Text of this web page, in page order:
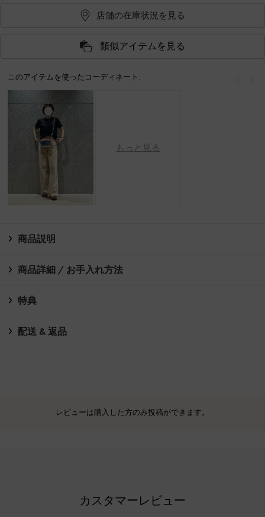
店舗の在庫状況を見る
類似アイテムを見る
このアイテムを使ったコーディネート:
もっと見る
商品説明
商品詳細 / お手入れ方法
特典
配送 & 返品
レビューは購入した方のみ投稿ができます。
カスタマーレビュー